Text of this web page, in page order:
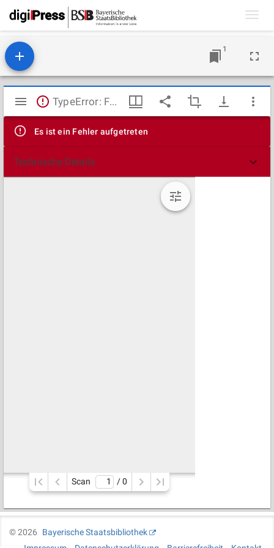
1
Mirador
Viewer
TypeError: Failed to fetch
Es ist ein Fehler aufgetreten
Technische Details
Scan / 0
©2026
Bayerische Staatsbibliothek